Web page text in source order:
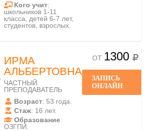
Кого учит:
школьников 1-11
класса, детей 6-7 лет,
студентов, взрослых.
ИРМА
АЛЬБЕРТОВНА
ЧАСТНЫЙ
ПРЕПОДАВАТЕЛЬ
Возраст: 53 года.
Стаж: 16 лет.
Образование:
ОЗГПИ.
ОТ 1300
ЗАПИСЬ
ОНЛАЙН